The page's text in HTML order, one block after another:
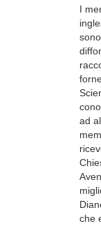
I
ad
che